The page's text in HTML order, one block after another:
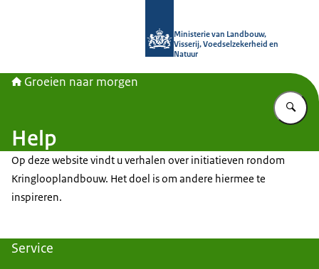
Ministerie van Landbouw,
Visserij, Voedselzekerheid en
Natuur
Groeien naar morgen
Help
Op deze website vindt u verhalen over initiatieven rondom
Kringlooplandbouw. Het doel is om andere hiermee te
inspireren.
Service